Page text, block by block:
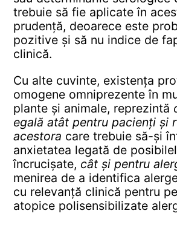
trebuie să fie aplicate în
prudență, deoarece este
pozitive și să nu indice de
clinică.
Cu alte cuvinte, existența
omogene omniprezente în
plante și animale, reprezintă
egală atât pentru pacienți și
acestora care trebuie să-și
anxietatea legată de
încrucișate, cât și pentru
menirea de a identifica
cu relevanță clinică pentru
atopice polisensibilizate